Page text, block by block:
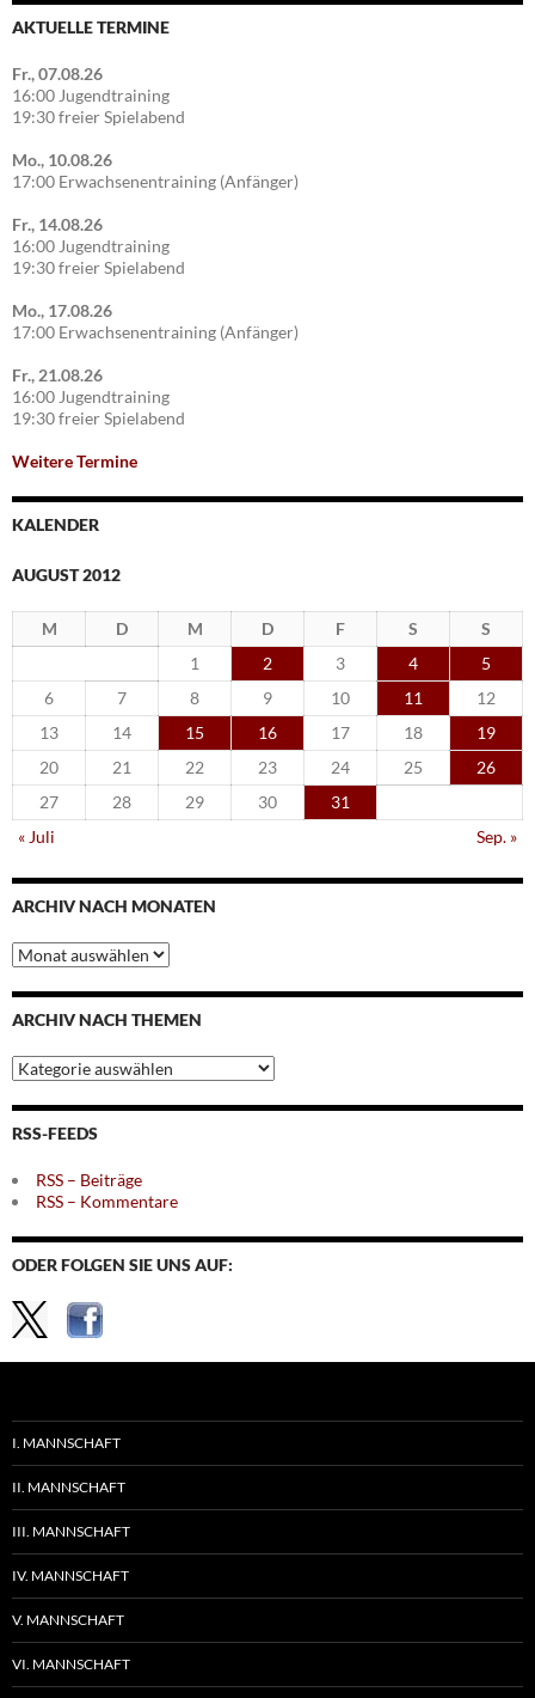
AKTUELLE TERMINE
Fr., 07.08.26
16:00 Jugendtraining
19:30 freier Spielabend
Mo., 10.08.26
17:00 Erwachsenentraining (Anfänger)
Fr., 14.08.26
16:00 Jugendtraining
19:30 freier Spielabend
Mo., 17.08.26
17:00 Erwachsenentraining (Anfänger)
Fr., 21.08.26
16:00 Jugendtraining
19:30 freier Spielabend
Weitere Termine
KALENDER
AUGUST 2012
M D M D F S
S
1
2 3 4
5
6
7 8 9 10 11
12
13
14 15 16 17 18
19
20
21 22 23 24 25
26
27
28 29 30
31
« Juli
Sep. »
ARCHIV NACH MONATEN
Archiv
nach
Monaten
ARCHIV NACH THEMEN
Archiv
nach
Themen
RSS-FEEDS
RSS – Beiträge
RSS – Kommentare
ODER FOLGEN SIE UNS AUF:
I. MANNSCHAFT
II. MANNSCHAFT
III. MANNSCHAFT
IV. MANNSCHAFT
V. MANNSCHAFT
VI. MANNSCHAFT